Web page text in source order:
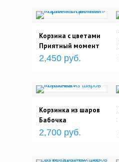
Корзина с цветами
Приятный момент
2,450 руб.
Корзинка из шаров
Бабочка
2,700 руб.